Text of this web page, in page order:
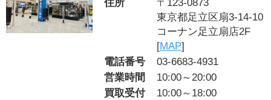
住所
〒123-0873
東京都足立区扇3-14-10
コーナン足立扇店2F
[MAP]
電話番号
03-6683-4931
営業時間
10:00～20:00
買取受付
10:00～18:00